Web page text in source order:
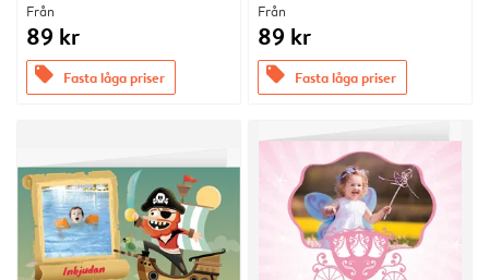
Från
89 kr
offers Fasta låga priser
Från
89 kr
offers Fasta låga priser